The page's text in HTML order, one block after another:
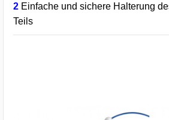
2 Einfache und sichere Halterung
Teils